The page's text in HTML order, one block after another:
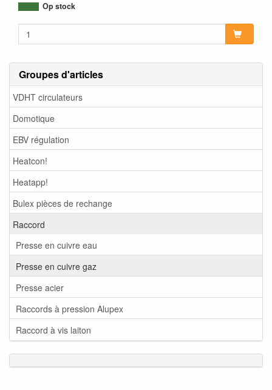
Groupes d'articles
VDHT circulateurs
Domotique
EBV régulation
Heatcon!
Heatapp!
Bulex pièces de rechange
Raccord
Presse en cuivre eau
Presse en cuivre gaz
Presse acier
Raccords à pression Alupex
Raccord à vis laiton
Op stock